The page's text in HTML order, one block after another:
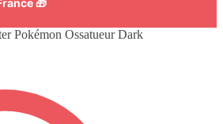
Pokémon Ossatueur Dark